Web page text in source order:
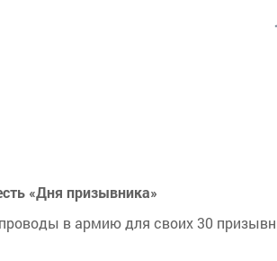
«Дня призывника»
в армию для своих 30